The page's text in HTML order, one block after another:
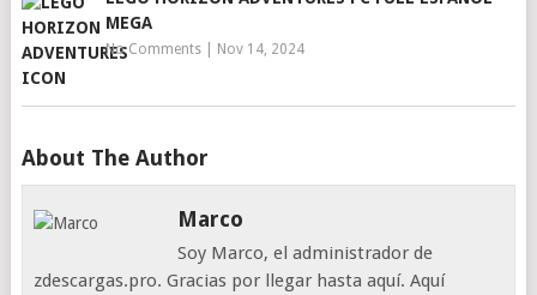
MEGA
No Comments| Nov 14, 2024
About The Author
Marco
Soy Marco, el administrador de
zdescargas.pro. Gracias por llegar hasta aquí. Aquí